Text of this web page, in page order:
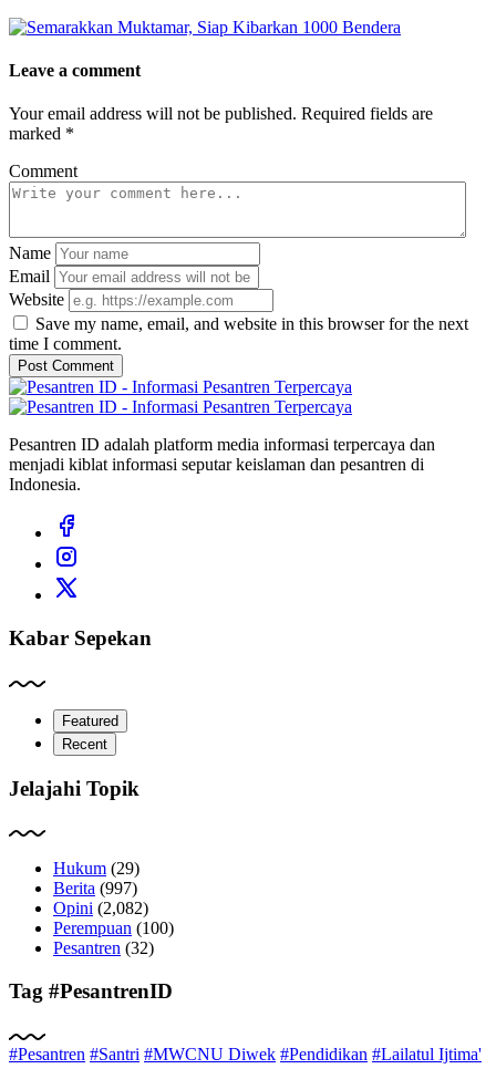
Leave a comment
Your email address will not be published. Required fields are
marked *
Comment
Name
Email
Website
Save my name, email, and website in this browser for the next
time I comment.
Post Comment
Pesantren ID adalah platform media informasi terpercaya dan
menjadi kiblat informasi seputar keislaman dan pesantren di
Indonesia.
Kabar Sepekan
Featured
Recent
Jelajahi Topik
Hukum (29)
Berita (997)
Opini (2,082)
Perempuan (100)
Pesantren (32)
Tag #PesantrenID
#Pesantren #Santri #MWCNU Diwek #Pendidikan #Lailatul Ijtima'